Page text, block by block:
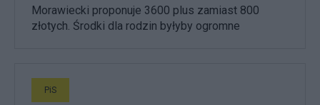
Morawiecki proponuje 3600 plus zamiast 800
złotych. Środki dla rodzin byłyby ogromne
PiS